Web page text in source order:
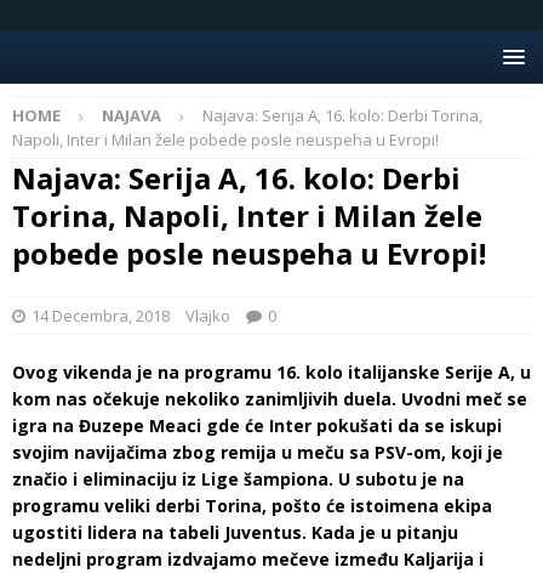
HOME NAJAVA
Najava: Serija A, 16. kolo: Derbi Torina,
Napoli, Inter i Milan žele pobede posle neuspeha u Evropi!
Najava: Serija A, 16. kolo: Derbi
Torina, Napoli, Inter i Milan žele
pobede posle neuspeha u Evropi!
14 Decembra, 2018 Vlajko 0
Ovog vikenda je na programu 16. kolo italijanske Serije A, u
kom nas očekuje nekoliko zanimljivih duela. Uvodni meč se
igra na Đuzepe Meaci gde će Inter pokušati da se iskupi
svojim navijačima zbog remija u meču sa PSV-om, koji je
značio i eliminaciju iz Lige šampiona. U subotu je na
programu veliki derbi Torina, pošto će istoimena ekipa
ugostiti lidera na tabeli Juventus. Kada je u pitanju
nedeljni program izdvajamo mečeve između Kaljarija i